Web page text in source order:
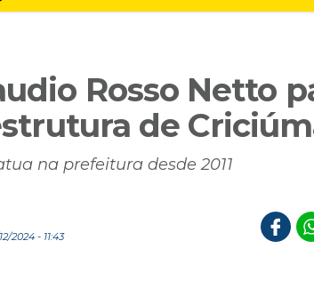
Rosso Netto
de
na prefeitura desde 2011
2024 - 11:43